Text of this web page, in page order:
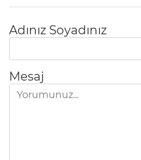
Adınız Soyadınız
Mesaj